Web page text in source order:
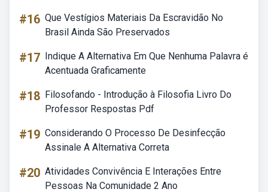
#16 Que Vestígios Materiais Da Escravidão No
Brasil Ainda São Preservados
#17 Indique A Alternativa Em Que Nenhuma Palavra é
Acentuada Graficamente
#18 Filosofando - Introdução à Filosofia Livro Do
Professor Respostas Pdf
#19 Considerando O Processo De Desinfecção
Assinale A Alternativa Correta
#20 Atividades Convivência E Interações Entre
Pessoas Na Comunidade 2 Ano